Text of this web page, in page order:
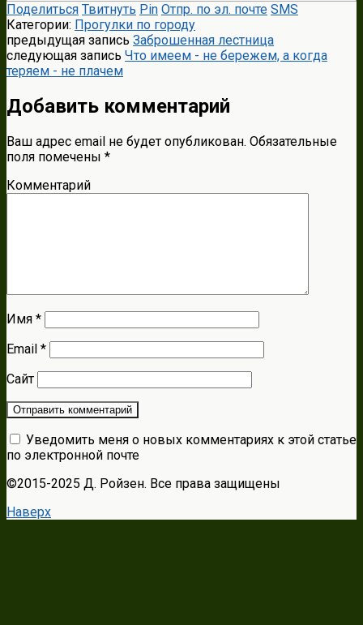
Поделиться Твитнуть Pin Отпр. по эл. почте SMS
Категории: Прогулки по городу
предыдущая запись Заброшенная лестница
следующая запись Что имеем - не бережем, а когда
теряем - не плачем
Добавить комментарий
Ваш адрес email не будет опубликован. Обязательные
поля помечены *
Комментарий
Имя *
Email *
Сайт
Уведомить меня о новых комментариях к этой статье
по электронной почте
©2015-2025 Д. Ройзен. Все права защищены
Наверх